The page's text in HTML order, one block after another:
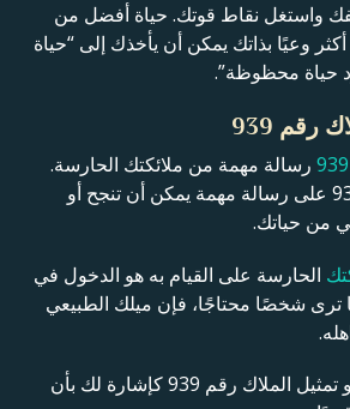
واستغل نقاط قوتك. حياة أفضل من
وعيًا بذاتك يمكن أن يأخذك إلى “حياة
حياة محظوظة”.
رقم 939
رسالة مهمة من ملائكتك الحارسة.
يحتوي الملاك رقم 939 على رسالة مهمة يمكن أن تنجح أو
من حياتك.
الحارسة على القيام به هو الدخول في
ترى شخصًا محتاجًا، فإن ميلك الطبيعي
ثانيًا، رمز وداع آخر هو تمثيل الملاك رقم 939 كإشارة لك بأن